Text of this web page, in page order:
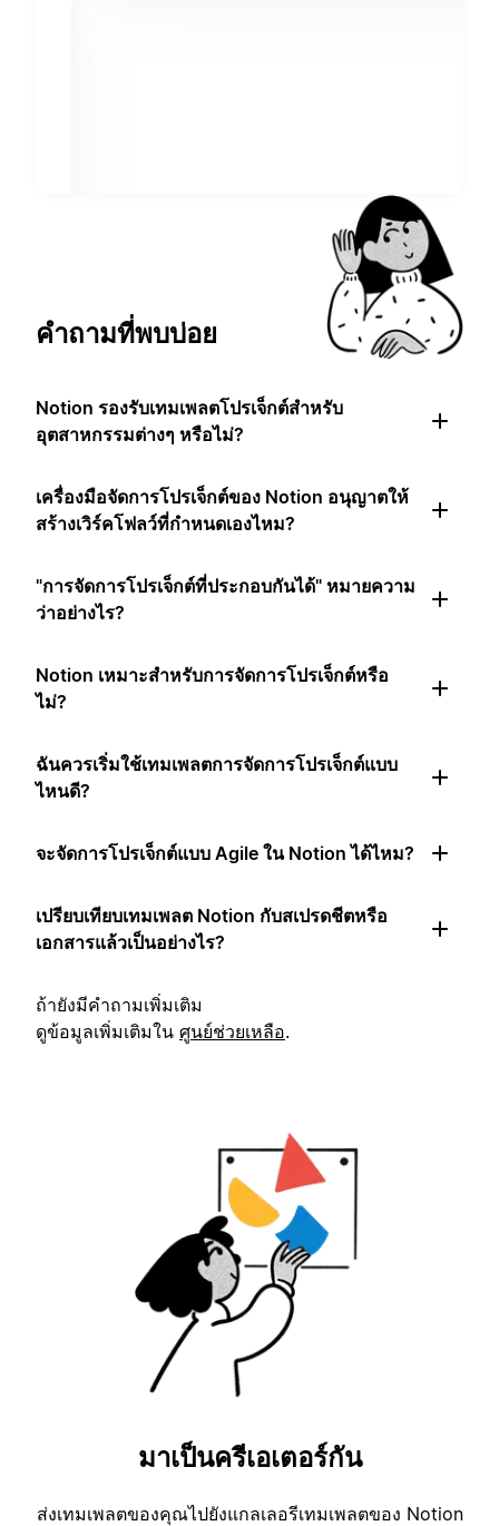
คำถามที่พบบ่อย
Notion รองรับเทมเพลตโปรเจ็กต์สำหรับ
อุตสาหกรรมต่างๆ หรือไม่?
เครื่องมือจัดการโปรเจ็กต์ของ Notion อนุญาตให้
สร้างเวิร์คโฟลว์ที่กำหนดเองไหม?
"การจัดการโปรเจ็กต์ที่ประกอบกันได้" หมายความ
ว่าอย่างไร?
Notion เหมาะสำหรับการจัดการโปรเจ็กต์หรือ
ไม่?
ฉันควรเริ่มใช้เทมเพลตการจัดการโปรเจ็กต์แบบ
ไหนดี?
จะจัดการโปรเจ็กต์แบบ Agile ใน Notion ได้ไหม?
เปรียบเทียบเทมเพลต Notion กับสเปรดชีตหรือ
เอกสารแล้วเป็นอย่างไร?
ถ้ายังมีคำถามเพิ่มเติม
ดูข้อมูลเพิ่มเติมใน ศูนย์ช่วยเหลือ.
มาเป็นครีเอเตอร์กัน
ส่งเทมเพลตของคุณไปยังแกลเลอรีเทมเพลตของ Notion